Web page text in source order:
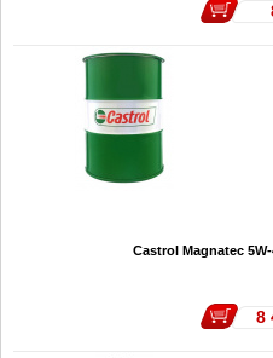
Castrol Magnatec
8